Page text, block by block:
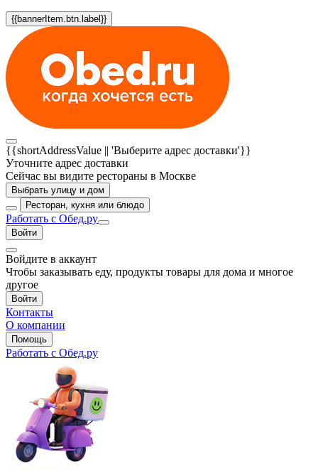
{{bannerItem.btn.label}}
{{shortAddressValue || 'Выберите адрес доставки'}}
Уточните адрес доставки
Сейчас вы видите рестораны в Москве
Выбрать улицу и дом
Ресторан, кухня или блюдо
Работать с Обед.ру
Войти
Войдите в аккаунт
Чтобы заказывать еду, продукты товары для дома и многое
другое
Войти
Контакты
О компании
Помощь
Работать с Обед.ру